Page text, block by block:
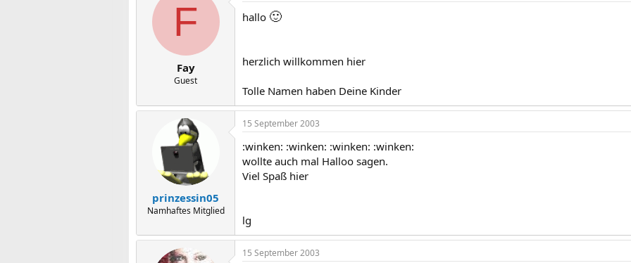
F
Fay
Guest
hallo 🙂
herzlich willkommen hier
Tolle Namen haben Deine Kinder
prinzessin05
Namhaftes Mitglied
15 September 2003
:winken: :winken: :winken: :winken:
wollte auch mal Halloo sagen.
Viel Spaß hier
lg
15 September 2003